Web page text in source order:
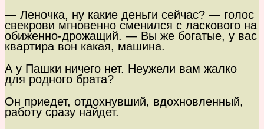
— Леночка, ну какие деньги сейчас? — голос
свекрови мгновенно сменился с ласкового на
обиженно-дрожащий. — Вы же богатые, у вас
квартира вон какая, машина.
А у Пашки ничего нет. Неужели вам жалко
для родного брата?
Он приедет, отдохнувший, вдохновленный,
работу сразу найдет.